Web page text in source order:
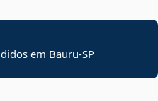
em Bauru-SP